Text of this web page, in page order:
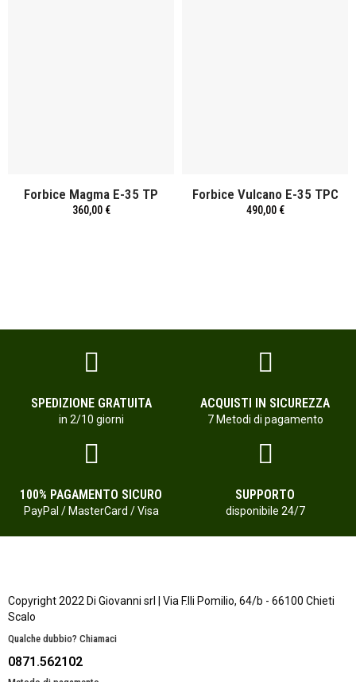
Forbice Magma E-35 TP
360,00 €
Forbice Vulcano E-35 TPC
490,00 €
SPEDIZIONE GRATUITA
in 2/10 giorni
ACQUISTI IN SICUREZZA
7 Metodi di pagamento
100% PAGAMENTO SICURO
PayPal / MasterCard / Visa
SUPPORTO
disponibile 24/7
Copyright 2022 Di Giovanni srl | Via F.lli Pomilio, 64/b - 66100 Chieti
Scalo
Qualche dubbio? Chiamaci
0871.562102